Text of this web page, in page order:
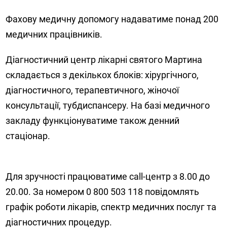
Фахову медичну допомогу надаватиме понад 200
медичних працівників.
Діагностичний центр лікарні святого Мартина
складається з декількох блоків: хірургічного,
діагностичного, терапевтичного, жіночої
консультації, тубдиспансеру. На базі медичного
закладу функціонуватиме також денний
стаціонар.
Для зручності працюватиме call-центр з 8.00 до
20.00. За номером 0 800 503 118 повідомлять
графік роботи лікарів, спектр медичних послуг та
діагностичних процедур.